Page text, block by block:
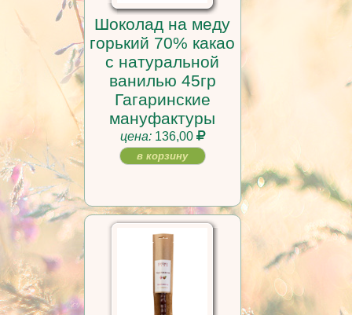
Шоколад на меду
горький 70% какао
с натуральной
ванилью 45гр
Гагаринские
мануфактуры
цена:136,00
в корзину